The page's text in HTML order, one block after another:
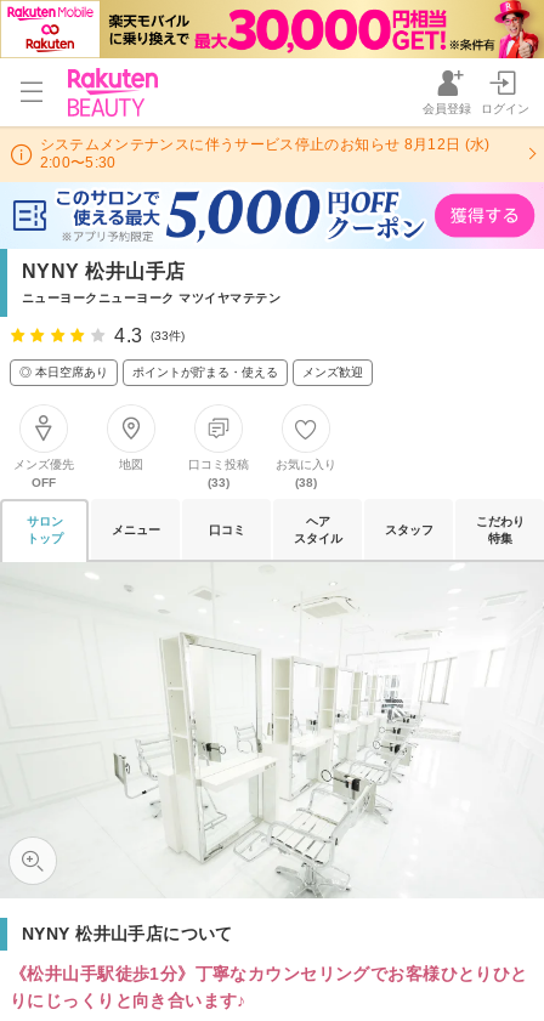
会員登録 ログイン
システムメンテナンスに伴うサービス停止のお知らせ 8月12日 (水)
2:00〜5:30
NYNY 松井山手店
ニューヨークニューヨーク マツイヤマテテン
4.3 (33件)
◎ 本日空席あり ポイントが貯まる・使える メンズ歓迎
メンズ優先
OFF
地図
口コミ投稿
(33)
お気に入り
(38)
サロン
トップ
メニュー 口コミ
ヘア
スタイル
スタッフ
こだわり
特集
NYNY 松井山手店について
《松井山手駅徒歩1分》丁寧なカウンセリングでお客様ひとりひと
りにじっくりと向き合います♪